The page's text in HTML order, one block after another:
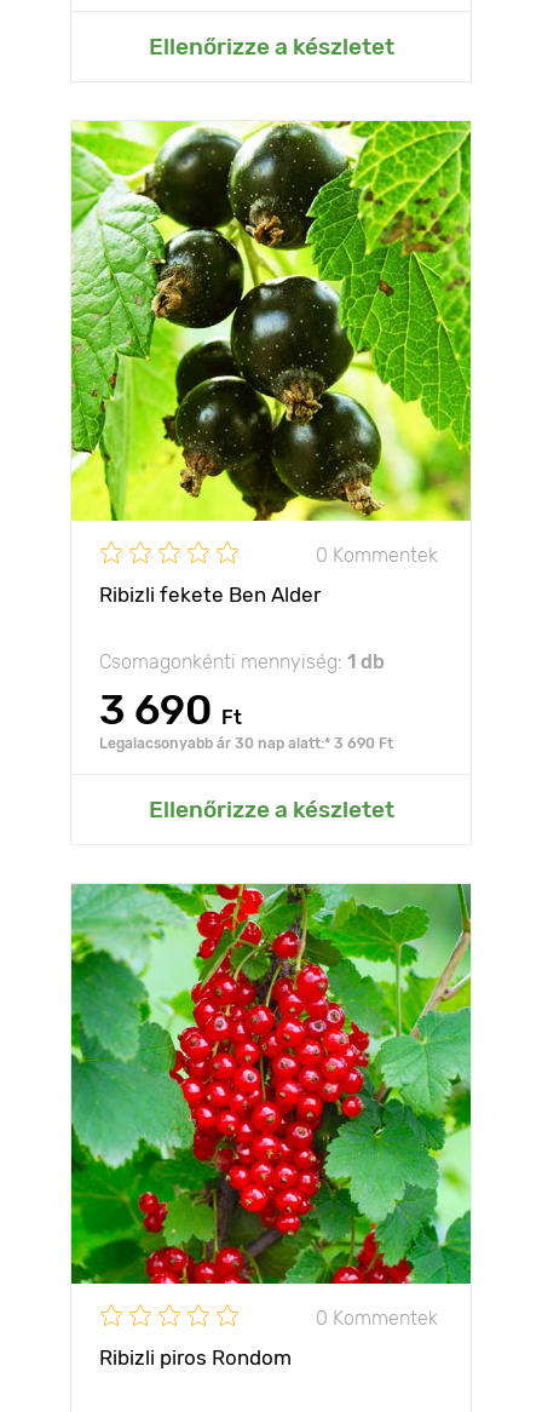
Ellenőrizze a készletet
0 Kommentek
Ribizli fekete Ben Alder
Csomagonkénti mennyiség: 1 db
3 690 Ft
Legalacsonyabb ár 30 nap alatt:* 3 690 Ft
Ellenőrizze a készletet
0 Kommentek
Ribizli piros Rondom